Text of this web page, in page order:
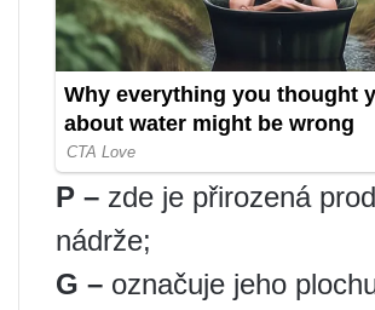
P – zde je přirozená
nádrže;
G – označuje jeho